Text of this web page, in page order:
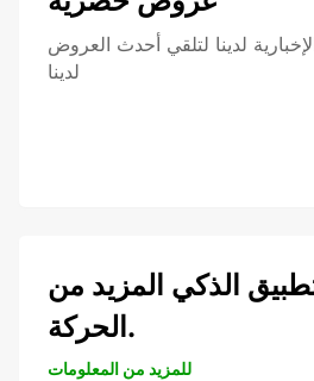
لدينا لتلقي أحدث العروض
لدينا
الذكي المزيد من
الحركة.
للمزيد من المعلومات